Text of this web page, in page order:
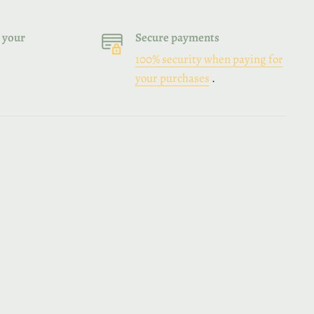
your
Secure payments
100% security when paying for
your purchases .